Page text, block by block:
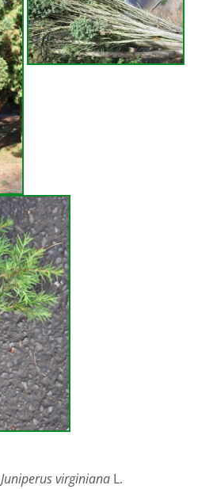
Juniperus virginiana L.